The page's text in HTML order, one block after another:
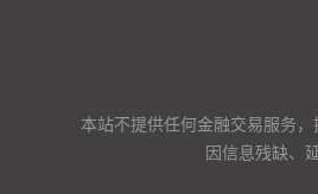
本站不提供任何金融交易服务
因信息残缺、